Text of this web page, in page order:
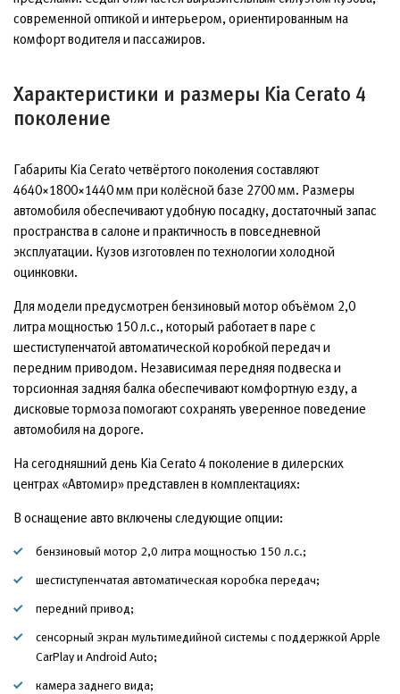
современной оптикой и интерьером, ориентированным на
комфорт водителя и пассажиров.
Характеристики и размеры Kia Cerato 4
поколение
Габариты Kia Cerato четвёртого поколения составляют
4640×1800×1440 мм при колёсной базе 2700 мм. Размеры
автомобиля обеспечивают удобную посадку, достаточный запас
пространства в салоне и практичность в повседневной
эксплуатации. Кузов изготовлен по технологии холодной
оцинковки.
Для модели предусмотрен бензиновый мотор объёмом 2,0
литра мощностью 150 л.с., который работает в паре с
шестиступенчатой автоматической коробкой передач и
передним приводом. Независимая передняя подвеска и
торсионная задняя балка обеспечивают комфортную езду, а
дисковые тормоза помогают сохранять уверенное поведение
автомобиля на дороге.
На сегодняшний день Kia Cerato 4 поколение в дилерских
центрах «Автомир» представлен в комплектациях:
В оснащение авто включены следующие опции:
бензиновый мотор 2,0 литра мощностью 150 л.с.;
шестиступенчатая автоматическая коробка передач;
передний привод;
сенсорный экран мультимедийной системы с поддержкой Apple
CarPlay и Android Auto;
камера заднего вида;